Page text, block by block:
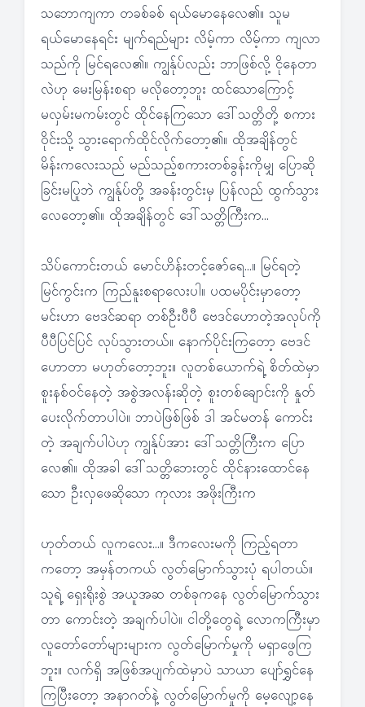
သဘောကျကာ တခစ်ခစ် ရယ်မောနေလေ၏။ သူမ
ရယ်မောနေရင်း မျက်ရည်များ လိမ့်ကာ လိမ့်ကာ ကျလာ
သည်ကို မြင်ရလေ၏။ ကျွန်ုပ်လည်း ဘာဖြစ်လို့ ငိုနေတာ
လဲဟု မေးမြန်းစရာ မလိုတော့ဘူး ထင်သောကြောင့်
မလှမ်းမကမ်းတွင် ထိုင်နေကြသော ဒေါ်သတ္တိတို့ စကား
ဝိုင်းသို့ သွားရောက်ထိုင်လိုက်တော့၏။ ထိုအချိန်တွင်
မိန်းကလေးသည် မည်သည့်စကားတစ်ခွန်းကိုမျှ ပြောဆို
ခြင်းမပြုဘဲ ကျွန်ုပ်တို့ အခန်းတွင်းမှ ပြန်လည် ထွက်သွား
လေတော့၏။ ထိုအချိန်တွင် ဒေါ်သတ္တိကြီးက…
သိပ်ကောင်းတယ် မောင်ဟိန်းတင့်ဇော်ရေ…။ မြင်ရတဲ့
မြင်ကွင်းက ကြည်နူးစရာလေးပါ။ ပထမပိုင်းမှာတော့
မင်းဟာ ဗေဒင်ဆရာ တစ်ဦးပီပီ ဗေဒင်ဟောတဲ့အလုပ်ကို
ပီပီပြင်ပြင် လုပ်သွားတယ်။ နောက်ပိုင်းကြတော့ ဗေဒင်
ဟောတာ မဟုတ်တော့ဘူး။ လူတစ်ယောက်ရဲ့ စိတ်ထဲမှာ
စူးနစ်ဝင်နေတဲ့ အစွဲအလန်းဆိုတဲ့ စူးတစ်ချောင်းကို နှုတ်
ပေးလိုက်တာပါပဲ။ ဘာပဲဖြစ်ဖြစ် ဒါ အင်မတန် ကောင်း
တဲ့ အချက်ပါပဲဟု ကျွန်ုပ်အား ဒေါ်သတ္တိကြီးက ပြော
လေ၏။ ထိုအခါ ဒေါ်သတ္တိဘေးတွင် ထိုင်နားထောင်နေ
သော ဦးလှဖေဆိုသော ကုလား အဖိုးကြီးက
ဟုတ်တယ် လူကလေး…။ ဒီကလေးမကို ကြည့်ရတာ
ကတော့ အမှန်တကယ် လွတ်မြောက်သွားပုံ ရပါတယ်။
သူရဲ့ ရှေးရိုးစွဲ အယူအဆ တစ်ခုကနေ လွတ်မြောက်သွား
တာ ကောင်းတဲ့ အချက်ပါပဲ။ ငါတို့တွေရဲ့ လောကကြီးမှာ
လူတော်တော်များများက လွတ်မြောက်မှုကို မရှာဖွေကြ
ဘူး။ လက်ရှိ အဖြစ်အပျက်ထဲမှာပဲ သာယာ ပျော်ရွှင်နေ
ကြပြီးတော့ အနာဂတ်နဲ့ လွတ်မြောက်မှုကို မေ့လျော့နေ